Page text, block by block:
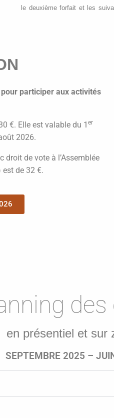
le deuxième forfait et les
pour participer aux activités
€. Elle est valable du 1 er
2026.
droit de vote à l’Assemblée
est de 32 €.
en présentiel et sur
SEPTEMBRE 2025 –